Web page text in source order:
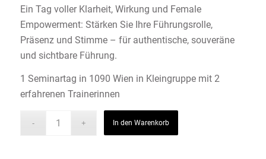
Ein Tag voller Klarheit, Wirkung und Female
Empowerment: Stärken Sie Ihre Führungsrolle,
Präsenz und Stimme – für authentische, souveräne
und sichtbare Führung.
1 Seminartag in 1090 Wien in Kleingruppe mit 2
erfahrenen Trainerinnen
In den Warenkorb